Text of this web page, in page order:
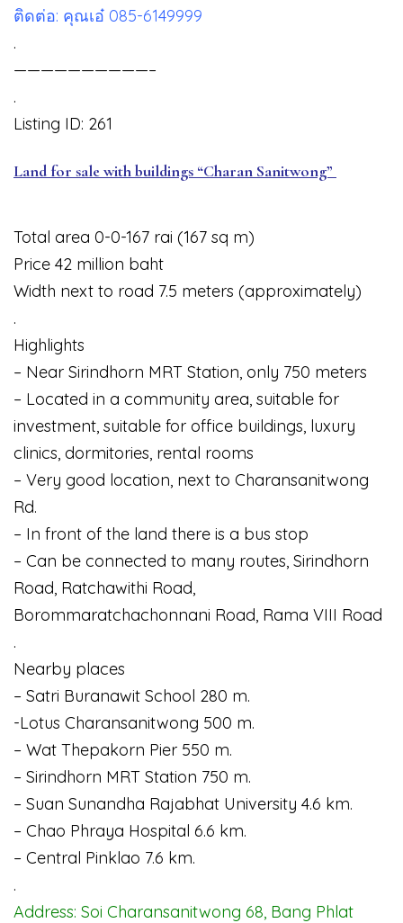
ติดต่อ: คุณเอ๋ 085-6149999
.
——————————–
.
Listing ID: 261
Land for sale with buildings “Charan Sanitwong”
Total area 0-0-167 rai (167 sq m)
Price 42 million baht
Width next to road 7.5 meters (approximately)
.
Highlights
– Near Sirindhorn MRT Station, only 750 meters
– Located in a community area, suitable for
investment, suitable for office buildings, luxury
clinics, dormitories, rental rooms
– Very good location, next to Charansanitwong
Rd.
– In front of the land there is a bus stop
– Can be connected to many routes, Sirindhorn
Road, Ratchawithi Road,
Borommaratchachonnani Road, Rama VIII Road
.
Nearby places
– Satri Buranawit School 280 m.
-Lotus Charansanitwong 500 m.
– Wat Thepakorn Pier 550 m.
– Sirindhorn MRT Station 750 m.
– Suan Sunandha Rajabhat University 4.6 km.
– Chao Phraya Hospital 6.6 km.
– Central Pinklao 7.6 km.
.
Address: Soi Charansanitwong 68, Bang Phlat